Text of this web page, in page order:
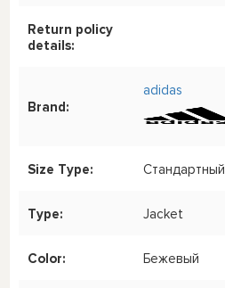
Return policy
details:
Brand:
adidas
Size Type: Стандартный
Type: Jacket
Color: Бежевый